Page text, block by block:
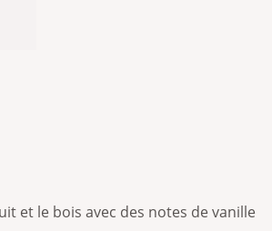
et le bois avec des notes de vanille